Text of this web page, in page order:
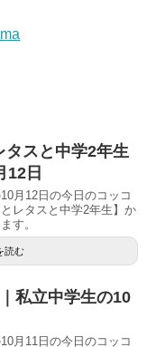
タスと中学2年生
12日
月12日の今日のコッコ
レタスと中学2年生】か
す。
読む
私立中学生の10
月11日の今日のコッコ